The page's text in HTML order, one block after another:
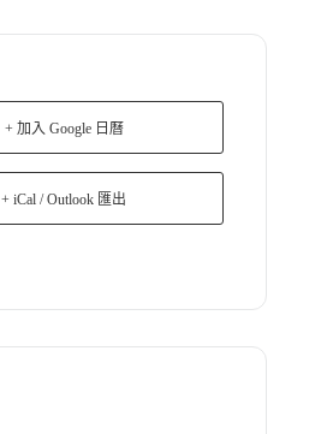
+ 加入 Google 日曆
+ iCal / Outlook 匯出